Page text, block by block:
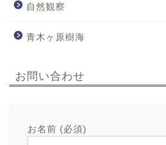
自然観察
青木ヶ原樹海
お問い合わせ
お名前 (必須)